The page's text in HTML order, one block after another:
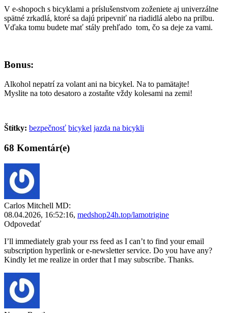
V e-shopoch s bicyklami a príslušenstvom zoženiete aj univerzálne
spätné zrkadlá, ktoré sa dajú pripevniť na riadidlá alebo na prilbu.
Vďaka tomu budete mať stály prehľado tom, čo sa deje za vami.
Bonus:
Alkohol nepatrí za volant ani na bicykel. Na to pamätajte!
Myslite na toto desatoro a zostaňte vždy kolesami na zemi!
Štítky: bezpečnosť bicykel jazda na bicykli
68 Komentár(e)
Carlos Mitchell MD:
08.04.2026, 16:52:16, medshop24h.top/lamotrigine
Odpovedať
I’ll immediately grab your rss feed as I can’t to find your email
subscription hyperlink or e-newsletter service. Do you have any?
Kindly let me realize in order that I may subscribe. Thanks.